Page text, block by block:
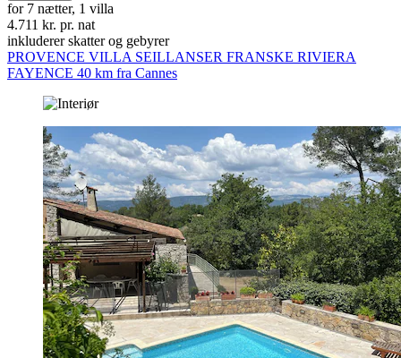
for 7 nætter, 1 villa
4.711 kr. pr. nat
inkluderer skatter og gebyrer
PROVENCE VILLA SEILLANSER FRANSKE RIVIERA
FAYENCE 40 km fra Cannes